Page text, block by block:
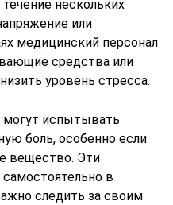
нескольких
или
медицинский персонал
средства или
уровень стресса.
испытывать
боль, особенно если
вещество. Эти
в
следить за своим